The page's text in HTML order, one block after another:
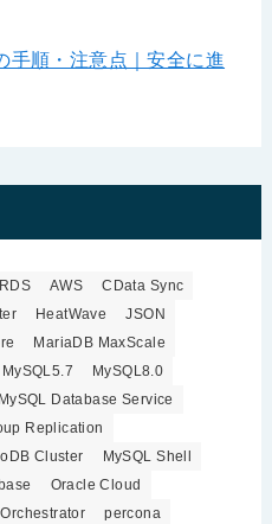
手順・注意点｜安全に進
AWS
CData Sync
HeatWave
JSON
MariaDB MaxScale
MySQL5.7
MySQL8.0
MySQL Database Service
Replication
Cluster
MySQL Shell
Oracle Cloud
Orchestrator
percona